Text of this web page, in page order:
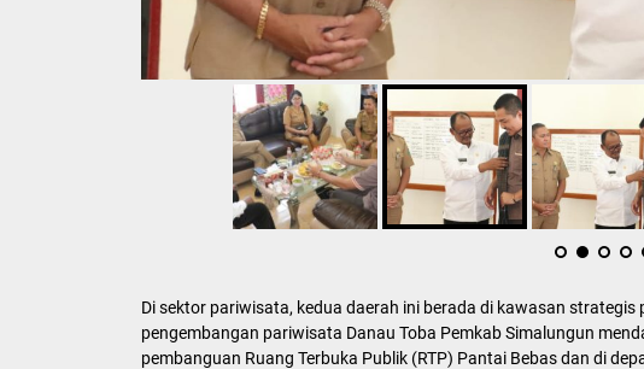
Di sektor pariwisata, kedua daerah ini berada di kawasan
pengembangan pariwisata Danau Toba Pemkab Simalungun
pembanguan Ruang Terbuka Publik (RTP) Pantai Bebas dan di